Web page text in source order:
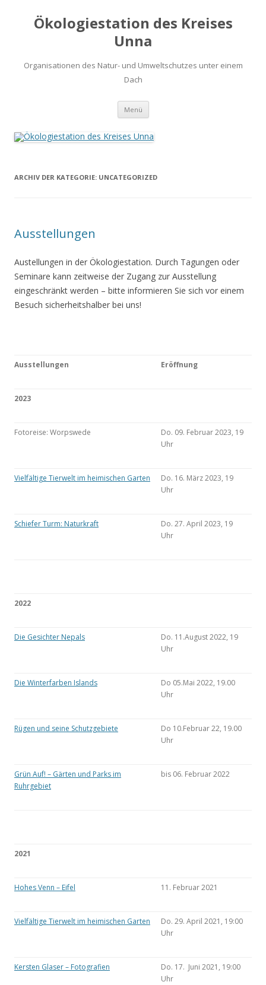
Ökologiestation des Kreises
Unna
Organisationen des Natur- und Umweltschutzes unter einem
Dach
Menü Zum
springen
ARCHIV DER KATEGORIE: UNCATEGORIZED
Ausstellungen
Austellungen in der Ökologiestation. Durch Tagungen oder
Seminare kann zeitweise der Zugang zur Ausstellung
eingeschränkt werden – bitte informieren Sie sich vor einem
Besuch sicherheitshalber bei uns!
Ausstellungen Eröffnung
2023
Fotoreise: Worpswede
Do. 09. Februar 2023, 19
Uhr
Vielfältige Tierwelt im heimischen Garten
Do. 16. März 2023, 19
Uhr
Schiefer Turm: Naturkraft
Do. 27. April 2023, 19
Uhr
2022
Die Gesichter Nepals
Do. 11.August 2022, 19
Uhr
Die Winterfarben Islands
Do 05.Mai 2022, 19.00
Uhr
Rügen und seine Schutzgebiete
Do 10.Februar 22, 19.00
Uhr
Grün Auf! – Gärten und Parks im
Ruhrgebiet
bis 06. Februar 2022
2021
Hohes Venn – Eifel 11. Februar 2021
Vielfältige Tierwelt im heimischen Garten
Do. 29. April 2021, 19:00
Uhr
Kersten Glaser – Fotografien
Do. 17. Juni 2021, 19:00
Uhr